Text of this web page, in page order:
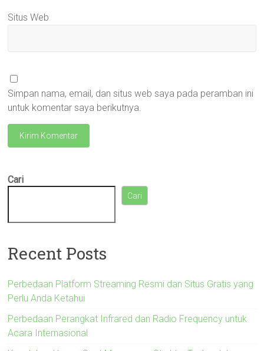
Situs Web
Simpan nama, email, dan situs web saya pada peramban ini
untuk komentar saya berikutnya.
Cari
Cari
Recent Posts
Perbedaan Platform Streaming Resmi dan Situs Gratis yang
Perlu Anda Ketahui
Perbedaan Perangkat Infrared dan Radio Frequency untuk
Acara Internasional